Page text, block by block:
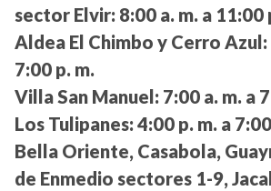
sector Elvir: 8:00 a. m. a 11:00
Aldea El Chimbo y Cerro Azul:
7:00 p. m.
Villa San Manuel: 7:00 a. m. a
Los Tulipanes: 4:00 p. m. a
Bella Oriente, Casabola,
de Enmedio sectores 1-9,